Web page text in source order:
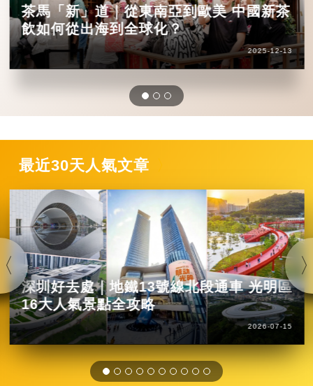
茶馬「新」道｜從東南亞到歐美 中國新茶
飲如何從出海到全球化？
2025-12-13
最近30天人氣文章
深圳好去處｜地鐵13號線北段通車 光明區
16大人氣景點全攻略
2026-07-15